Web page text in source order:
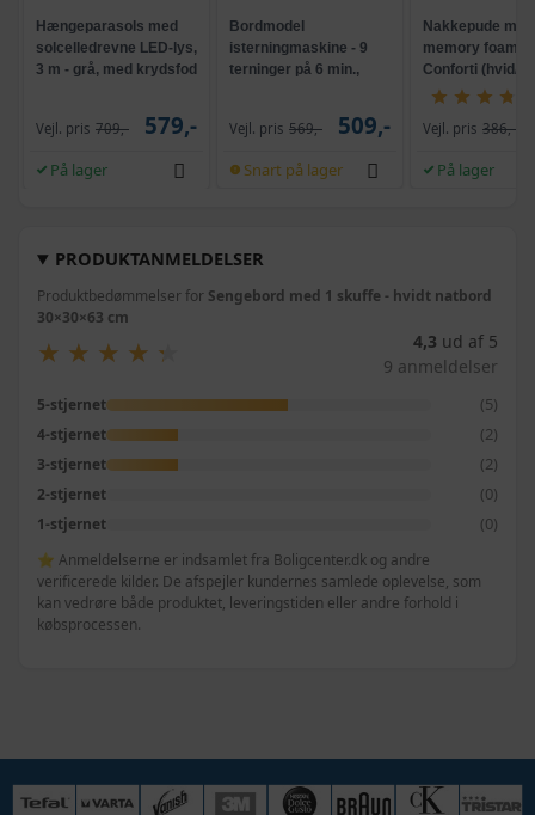
PRODUKTANMELDELSER
Produktbedømmelser for Sengebord med 1 skuffe - hvidt natbord
30×30×63 cm
★
★ ★
★ ★
★ ★
★ ★★ 4,3 ud af 5
9 anmeldelser
5-stjernet (5)
4-stjernet (2)
3-stjernet (2)
2-stjernet (0)
1-stjernet (0)
⭐ Anmeldelserne er indsamlet fra Boligcenter.dk og andre
verificerede kilder. De afspejler kundernes samlede oplevelse, som
kan vedrøre både produktet, leveringstiden eller andre forhold i
købsprocessen.
Hængeparasols med
solcelledrevne LED-lys,
3 m - grå, med krydsfod
Vejl. pris 709,- 579,-
På lager
Bordmodel
isterningmaskine - 9
terninger på 6 min.,
Vejl. pris 569,- 509,-
Snart på lager
Nakkepude med
memory foam -
Conforti (hvid/
Vejl. pris 386,-
På lager